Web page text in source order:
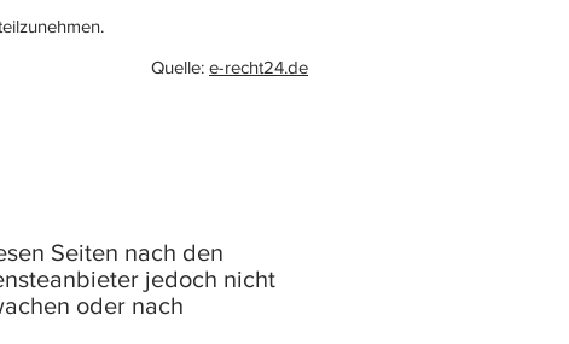
Quelle: e-recht24.de
Seiten nach den
jedoch nicht
oder nach